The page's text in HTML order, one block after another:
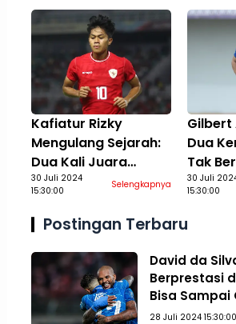
Kafiatur Rizky
Mengulang Sejarah:
Dua Kali Juara
Bersama Timnas
Umur
30 Juli 2024
15:30:00
Selengkapnya
Gilbert
Dua
Tak
Piala
30 Juli
15:30:00
Postingan Terbaru
David da
Berprestasi
Bisa Sampai
Sepatu
28 Juli 2024 15:30:00